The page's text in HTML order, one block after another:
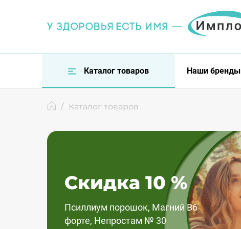
Каталог товаров Наши бренды
/ Каталог товаров
Скидка 10 %
Псиллиум порошок, Магний В6
форте, Непростам № 30